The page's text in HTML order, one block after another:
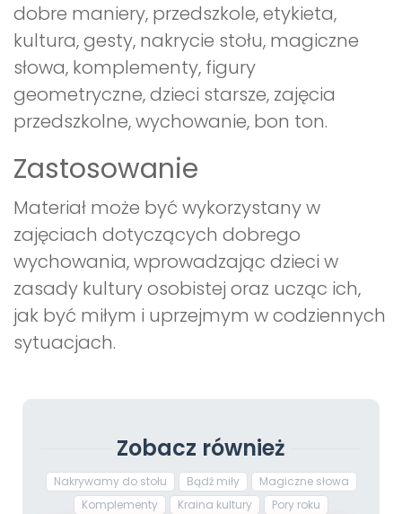
dobre maniery, przedszkole, etykieta,
kultura, gesty, nakrycie stołu, magiczne
słowa, komplementy, figury
geometryczne, dzieci starsze, zajęcia
przedszkolne, wychowanie, bon ton.
Zastosowanie
Materiał może być wykorzystany w
zajęciach dotyczących dobrego
wychowania, wprowadzając dzieci w
zasady kultury osobistej oraz ucząc ich,
jak być miłym i uprzejmym w codziennych
sytuacjach.
Zobacz również
Nakrywamy do stołu Bądź miły
Magiczne słowa
Komplementy
Kraina kultury Pory roku